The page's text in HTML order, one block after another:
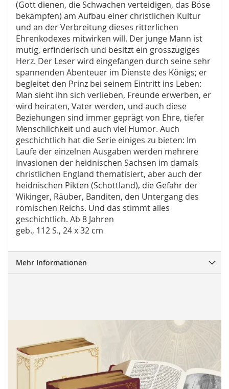
(Gott dienen, die Schwachen verteidigen, das Böse
bekämpfen) am Aufbau einer christlichen Kultur
und an der Verbreitung dieses ritterlichen
Ehrenkodexes mitwirken will. Der junge Mann ist
mutig, erfinderisch und besitzt ein grosszügiges
Herz. Der Leser wird eingefangen durch seine sehr
spannenden Abenteuer im Dienste des Königs; er
begleitet den Prinz bei seinem Eintritt ins Leben:
Man sieht ihn sich verlieben, Freunde erwerben, er
wird heiraten, Vater werden, und auch diese
Beziehungen sind immer geprägt von Ehre, tiefer
Menschlichkeit und auch viel Humor. Auch
geschichtlich hat die Serie einiges zu bieten: Im
Laufe der einzelnen Ausgaben werden mehrere
Invasionen der heidnischen Sachsen im damals
christlichen England thematisiert, aber auch der
heidnischen Pikten (Schottland), die Gefahr der
Wikinger, Räuber, Banditen, den Untergang des
römischen Reichs. Und das stimmt alles
geschichtlich. Ab 8 Jahren
geb., 112 S., 24 x 32 cm
Mehr Informationen